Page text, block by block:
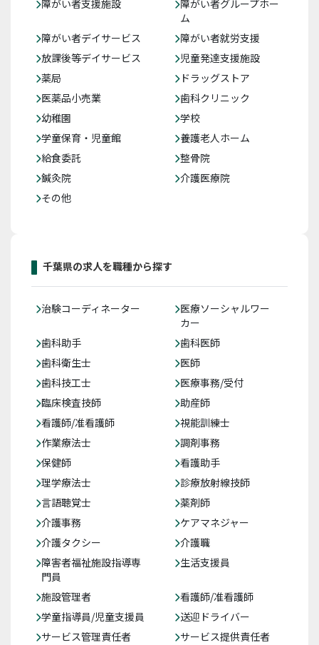
障がい者支援施設
障がい者グループホー
ム
障がい者デイサービス
障がい者就労支援
放課後等デイサービス
児童発達支援施設
薬局
ドラッグストア
医薬品小売業
歯科クリニック
幼稚園
学校
学童保育・児童館
養護老人ホーム
給食委託
整骨院
鍼灸院
介護医療院
その他
千葉県の求人を職種から探す
治験コーディネーター
医療ソーシャルワー
カー
歯科助手
歯科医師
歯科衛生士
医師
歯科技工士
医療事務/受付
臨床検査技師
助産師
看護師/准看護師
視能訓練士
作業療法士
調剤事務
保健師
看護助手
理学療法士
診療放射線技師
言語聴覚士
薬剤師
介護事務
ケアマネジャー
介護タクシー
介護職
障害者福祉施設指導専
門員
生活支援員
施設管理者
看護師/准看護師
学童指導員/児童支援員
送迎ドライバー
サービス管理責任者
サービス提供責任者